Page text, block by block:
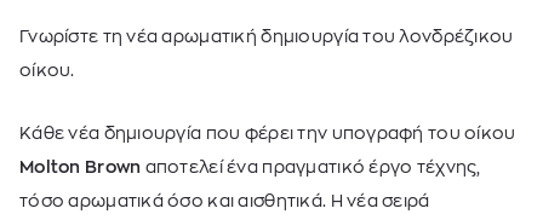
Γνωρίστε τη νέα αρωματική δημιουργία του λονδρέζικου
οίκου.
Κάθε νέα δημιουργία που φέρει την υπογραφή του οίκου
Molton Brown αποτελεί ένα πραγματικό έργο τέχνης,
τόσο αρωματικά όσο και αισθητικά. Η νέα σειρά